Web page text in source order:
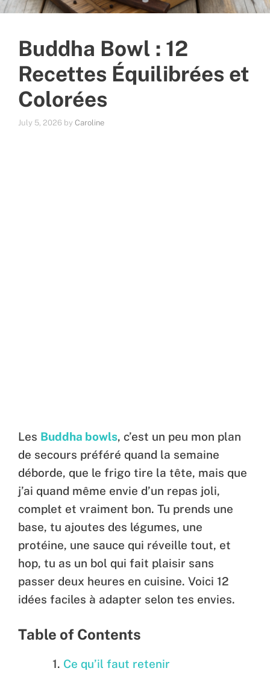
Buddha Bowl : 12
Recettes Équilibrées et
Colorées
July 5, 2026 by Caroline
Les Buddha bowls, c’est un peu mon plan
de secours préféré quand la semaine
déborde, que le frigo tire la tête, mais que
j’ai quand même envie d’un repas joli,
complet et vraiment bon. Tu prends une
base, tu ajoutes des légumes, une
protéine, une sauce qui réveille tout, et
hop, tu as un bol qui fait plaisir sans
passer deux heures en cuisine. Voici 12
idées faciles à adapter selon tes envies.
Table of Contents
Ce qu’il faut retenir